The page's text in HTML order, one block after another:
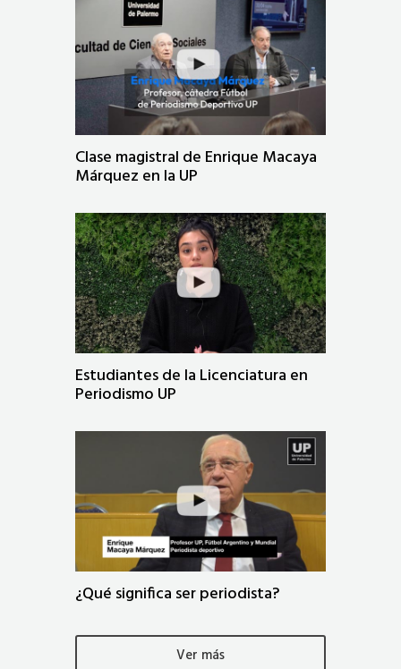
Clase magistral de Enrique Macaya
Márquez en la UP
Estudiantes de la Licenciatura en
Periodismo UP
¿Qué significa ser periodista?
Ver más